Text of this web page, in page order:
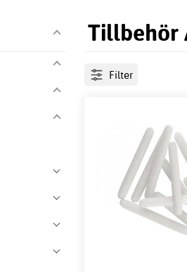
Tillbehör
Filter